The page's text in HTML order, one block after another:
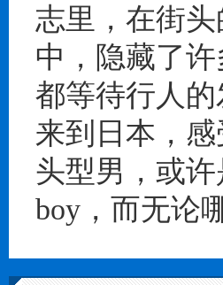
志里，在街
中，隐藏了
都等待行人
来到日本，
头型男，或
boy，而无论